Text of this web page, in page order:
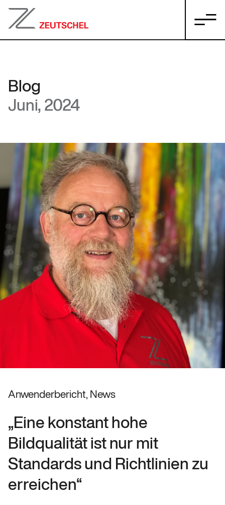
Blog
Juni, 2024
Anwenderbericht, News
„Eine konstant hohe
Bildqualität ist nur mit
Standards und Richtlinien zu
erreichen“